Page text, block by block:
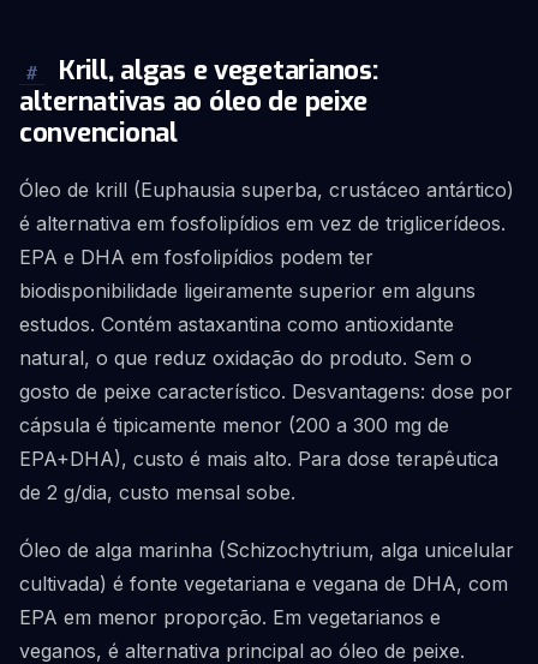
#
Krill, algas e vegetarianos:
alternativas ao óleo de peixe
convencional
Óleo de krill (Euphausia superba, crustáceo antártico)
é alternativa em fosfolipídios em vez de triglicerídeos.
EPA e DHA em fosfolipídios podem ter
biodisponibilidade ligeiramente superior em alguns
estudos. Contém astaxantina como antioxidante
natural, o que reduz oxidação do produto. Sem o
gosto de peixe característico. Desvantagens: dose por
cápsula é tipicamente menor (200 a 300 mg de
EPA+DHA), custo é mais alto. Para dose terapêutica
de 2 g/dia, custo mensal sobe.
Óleo de alga marinha (Schizochytrium, alga unicelular
cultivada) é fonte vegetariana e vegana de DHA, com
EPA em menor proporção. Em vegetarianos e
veganos, é alternativa principal ao óleo de peixe.